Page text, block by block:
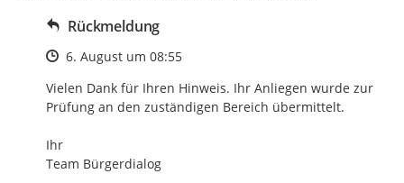
Rückmeldung
Zeitpunkt des Erstellens
6. August um 08:55
Vielen Dank für Ihren Hinweis. Ihr Anliegen wurde zur
Prüfung an den zuständigen Bereich übermittelt.
Ihr
Team Bürgerdialog